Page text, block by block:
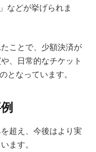
などが挙げられま
ことで、少額決済が
、日常的なチケット
となっています。
超え、今後はより実
ます。